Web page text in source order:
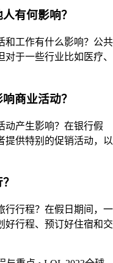
有何影响？
和工作有什么影响？公共
于一些行业比如医疗、
商业活动？
动产生影响？在银行假
提供特别的促销活动，以
行行程？在假日期间，一
好行程、预订好住宿和交